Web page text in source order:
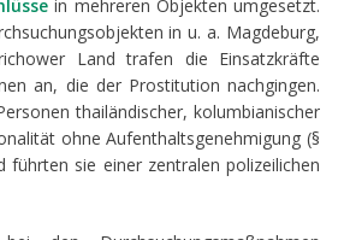
in mehreren Objekten umgesetzt.
in u. a. Magdeburg,
Land trafen die Einsatzkräfte
an, die der Prostitution nachgingen.
thailändischer, kolumbianischer
ohne Aufenthaltsgenehmigung (§
führten sie einer zentralen polizeilichen